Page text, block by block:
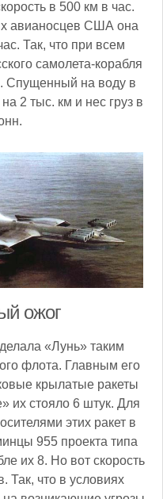
в 500 км в час.
авианосцев США она
Так, что при всем
самолета-корабля
Спущенный на воду в
2 тыс. км и нес груз в
ожог
«Лунь» таким
флота. Главным его
крылатые ракеты
их стояло 6 штук. Для
этих ракет в
955 проекта типа
их 8. Но вот скорость
Так, что в условиях